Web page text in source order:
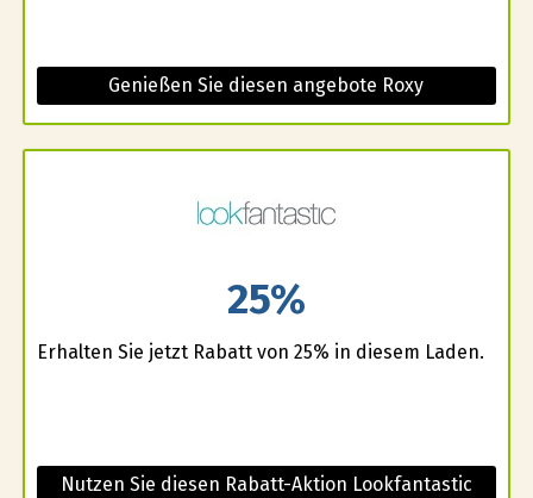
Genießen Sie diesen angebote Roxy
25%
Erhalten Sie jetzt Rabatt von 25% in diesem Laden.
Nutzen Sie diesen Rabatt-Aktion Lookfantastic